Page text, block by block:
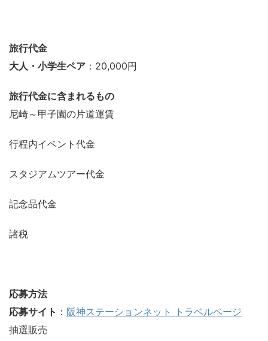
旅行代金
大人・小学生ペア ：20,000円
旅行代金に含まれるもの
尼崎～甲子園の片道運賃
行程内イベント代金
スタジアムツアー代金
記念品代金
諸税
応募方法
応募サイト ： 阪神ステーションネット トラベルページ
抽選販売